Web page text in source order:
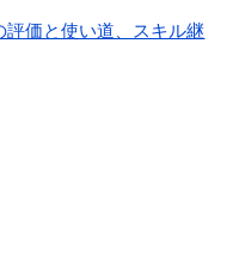
評価と使い道、スキル継